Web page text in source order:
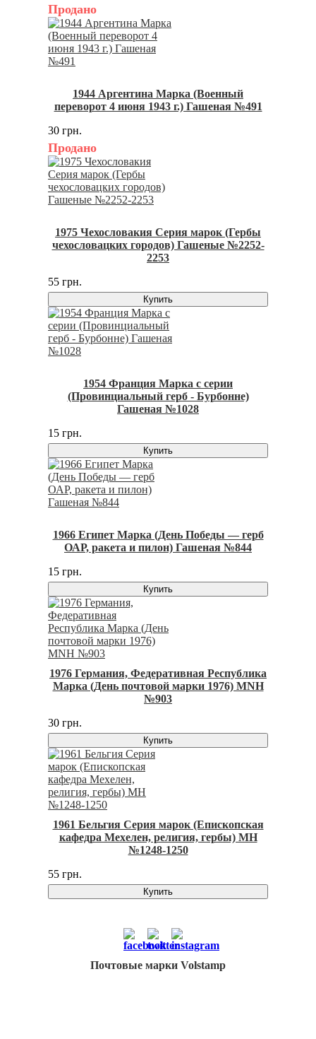
Продано
1944 Аргентина Марка (Военный
переворот 4 июня 1943 г.) Гашеная №491
30 грн.
Продано
1975 Чехословакия Серия марок (Гербы
чехословацких городов) Гашеные №2252-
2253
55 грн.
Купить
1954 Франция Марка с серии
(Провинциальный герб - Бурбонне)
Гашеная №1028
15 грн.
Купить
1966 Египет Марка (День Победы — герб
ОАР, ракета и пилон) Гашеная №844
15 грн.
Купить
1976 Германия, Федеративная Республика
Марка (День почтовой марки 1976) MNH
№903
30 грн.
Купить
1961 Бельгия Серия марок (Епископская
кафедра Мехелен, религия, гербы) MH
№1248-1250
55 грн.
Купить
Почтовые марки Volstamp